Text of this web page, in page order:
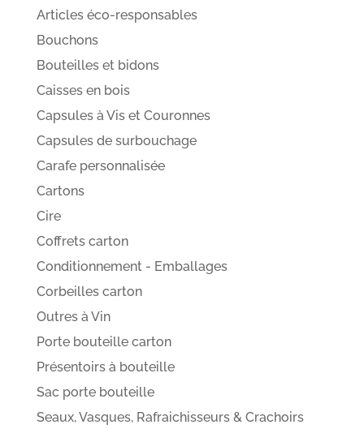
Articles éco-responsables
Bouchons
Bouteilles et bidons
Caisses en bois
Capsules à Vis et Couronnes
Capsules de surbouchage
Carafe personnalisée
Cartons
Cire
Coffrets carton
Conditionnement - Emballages
Corbeilles carton
Outres à Vin
Porte bouteille carton
Présentoirs à bouteille
Sac porte bouteille
Seaux, Vasques, Rafraichisseurs & Crachoirs